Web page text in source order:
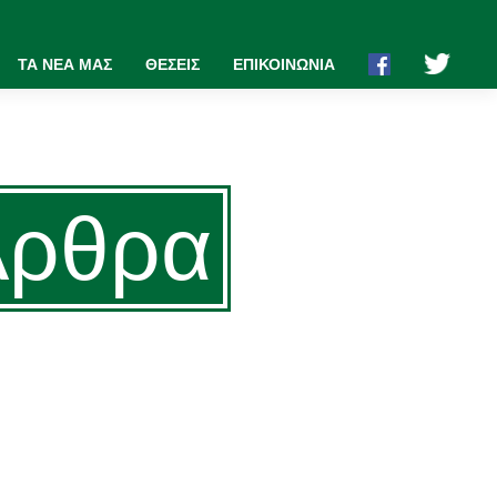
ΤΑ ΝΕΑ ΜΑΣ ΘΕΣΕΙΣ ΕΠΙΚΟΙΝΩΝΙΑ